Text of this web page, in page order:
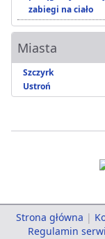
zabiegi na ciało
Miasta
Szczyrk
Ustroń
Strona główna |
Regulamin